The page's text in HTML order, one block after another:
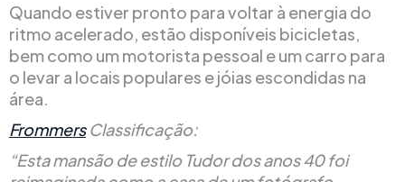
Quando estiver pronto para voltar à energia do
ritmo acelerado, estão disponíveis bicicletas,
bem como um motorista pessoal e um carro para
o levar a locais populares e jóias escondidas na
área.
FrommersClassificação:
“Esta mansão de estilo Tudor dos anos 40 foi